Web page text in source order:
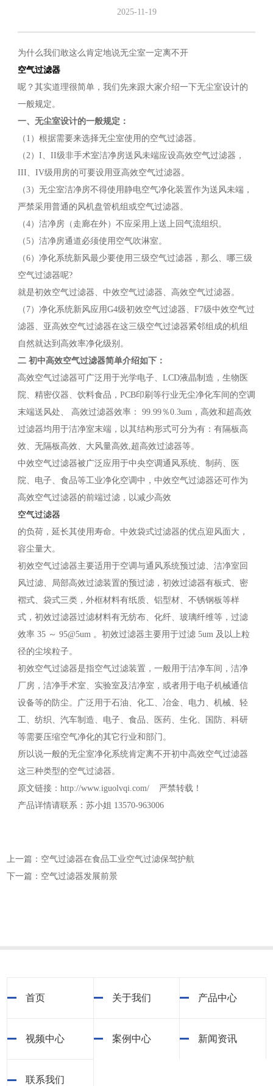
2025-11-19
为什么我们敢这么肯定地说无尘室一定离不开
空气过滤器
呢？其实道理很简单，我们先来跟大家介绍一下无尘室设计的
一般规定。
一、无尘室设计的一般规定：
（1）根据需要来选择无尘室使用的空气过滤器。
（2）I、II级非手术室洁净房送风未端应设高效空气过滤器，
III、IV级用房的可要设用亚高效空气过滤器。
（3）无尘室洁净房不得使用静电空气净化装置作为送风未端，
严禁采用普通的风机盘管机组或空气过滤器。
（4）洁净房（走廊在外）不应采用上送上回气流组织。
（5）洁净房通道必须使用空气吹淋室。
（6）净化系统新风最少要使用三级空气过滤器，那么、哪三级
空气过滤器呢?
就是初效空气过滤器、中效空气过滤器、高效空气过滤器。
（7）净化系统新风应用G4级初效空气过滤器、F7级中效空气过
滤器、亚高效空气过滤器在这三级空气过滤器紧邻组成的机组
自然就达到高效率净化级别。
二 初中高效空气过滤器简单介绍如下：
高效空气过滤器可广泛用于光学电子、LCD液晶制造，生物医
院、精密仪器、饮料食品，PCB印刷等行业无尘净化车间的空调
末端送风处、 高效过滤器效率： 99.99％0.3um，高效和超高效
过滤器均用于洁净室末端，以其结构形式可分为有：有隔板高
效、无隔板高效、大风量高效,超高效过滤器等。
中效空气过滤器被广泛应用于中央空调通风系统、制药、医
院、电子、食品等工业净化空调中，中效空气过滤器还可作为
高效空气过滤器的前端过滤，以减少高效
空气过滤器
的负荷，延长其使用寿命。中效袋式过滤器的优点迎风面大，
容尘量大。
初效空气过滤器主要适用于空调与通风系统预过滤、洁净室回
风过滤、局部高效过滤装置的预过滤，初效过滤器有板式、密
褶式、袋式三类，外框材料有纸质、铝型材、不锈钢板等样
式，初效过滤器过滤材料有无纺布、化纤、玻璃纤维等，过滤
效率 35 ～ 95@5um 。初效过滤器主要用于过滤 5um 及以上粒
径的尘埃粒子。
初效空气过滤器是指空气过滤装置，一般用于洁净车间，洁净
厂房，洁净手术室、实验室及洁净室，或者用于电子机械通信
设备等的防尘。广泛用于石油、化工、冶金、电力、机械、轻
工、纺织、汽车制造、电子、食品、医药、生化、国防、科研
等需要压缩空气净化的其它行业和部门。
所以说一般的无尘室净化系统肯定离不开初中高效空气过滤器
这三种类型的空气过滤器。
原文链接：http://www.iguolvqi.com/ 严禁转载！
产品详情请联系：苏小姐 13570-963006
上一篇：空气过滤器在食品工业空气过滤保驾护航
下一篇：空气过滤器发展前景
首页 关于我们 产品中心
视频中心 案例中心 新闻资讯
联系我们